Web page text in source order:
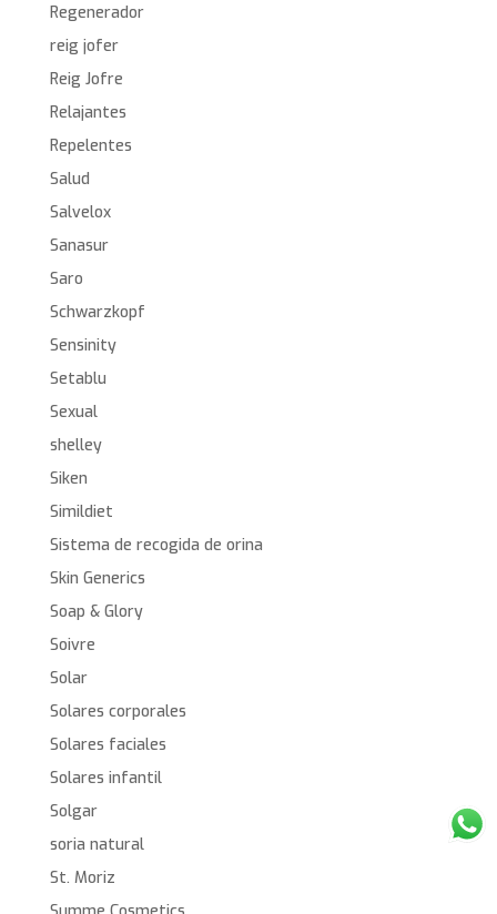
Regenerador
reig jofer
Reig Jofre
Relajantes
Repelentes
Salud
Salvelox
Sanasur
Saro
Schwarzkopf
Sensinity
Setablu
Sexual
shelley
Siken
Simildiet
Sistema de recogida de orina
Skin Generics
Soap & Glory
Soivre
Solar
Solares corporales
Solares faciales
Solares infantil
Solgar
soria natural
St. Moriz